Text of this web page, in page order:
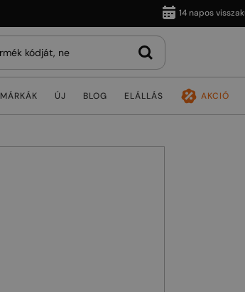
14 napos visszaküldés
MÁRKÁK ÚJ BLOG ELÁLLÁS AKCIÓ